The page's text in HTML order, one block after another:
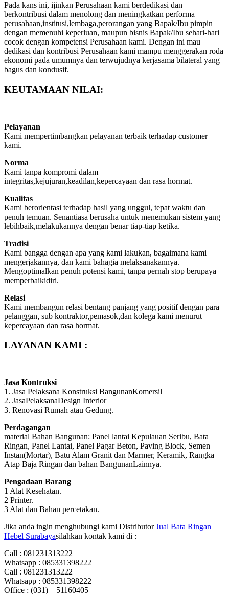
Pada kans ini, ijinkan Perusahaan kami berdedikasi dan
berkontribusi dalam menolong dan meningkatkan performa
perusahaan,institusi,lembaga,perorangan yang Bapak/Ibu pimpin
dengan memenuhi keperluan, maupun bisnis Bapak/Ibu sehari-hari
cocok dengan kompetensi Perusahaan kami. Dengan ini mau
dedikasi dan kontribusi Perusahaan kami mampu menggerakan roda
ekonomi pada umumnya dan terwujudnya kerjasama bilateral yang
bagus dan kondusif.
KEUTAMAAN NILAI:
Pelayanan
Kami mempertimbangkan pelayanan terbaik terhadap customer
kami.
Norma
Kami tanpa kompromi dalam
integritas,kejujuran,keadilan,kepercayaan dan rasa hormat.
Kualitas
Kami berorientasi terhadap hasil yang unggul, tepat waktu dan
penuh temuan. Senantiasa berusaha untuk menemukan sistem yang
lebihbaik,melakukannya dengan benar tiap-tiap ketika.
Tradisi
Kami bangga dengan apa yang kami lakukan, bagaimana kami
mengerjakannya, dan kami bahagia melaksanakannya.
Mengoptimalkan penuh potensi kami, tanpa pernah stop berupaya
memperbaikidiri.
Relasi
Kami membangun relasi bentang panjang yang positif dengan para
pelanggan, sub kontraktor,pemasok,dan kolega kami menurut
kepercayaan dan rasa hormat.
LAYANAN KAMI :
Jasa Kontruksi
1. Jasa Pelaksana Konstruksi BangunanKomersil
2. JasaPelaksanaDesign Interior
3. Renovasi Rumah atau Gedung.
Perdagangan
material Bahan Bangunan: Panel lantai Kepulauan Seribu, Bata
Ringan, Panel Lantai, Panel Pagar Beton, Paving Block, Semen
Instan(Mortar), Batu Alam Granit dan Marmer, Keramik, Rangka
Atap Baja Ringan dan bahan BangunanLainnya.
Pengadaan Barang
1 Alat Kesehatan.
2 Printer.
3 Alat dan Bahan percetakan.
Jika anda ingin menghubungi kami DistributorJual Bata Ringan
Hebel Surabayasilahkan kontak kami di :
Call : 081231313222
Whatsapp : 085331398222
Call : 081231313222
Whatsapp : 085331398222
Office : (031) – 51160405